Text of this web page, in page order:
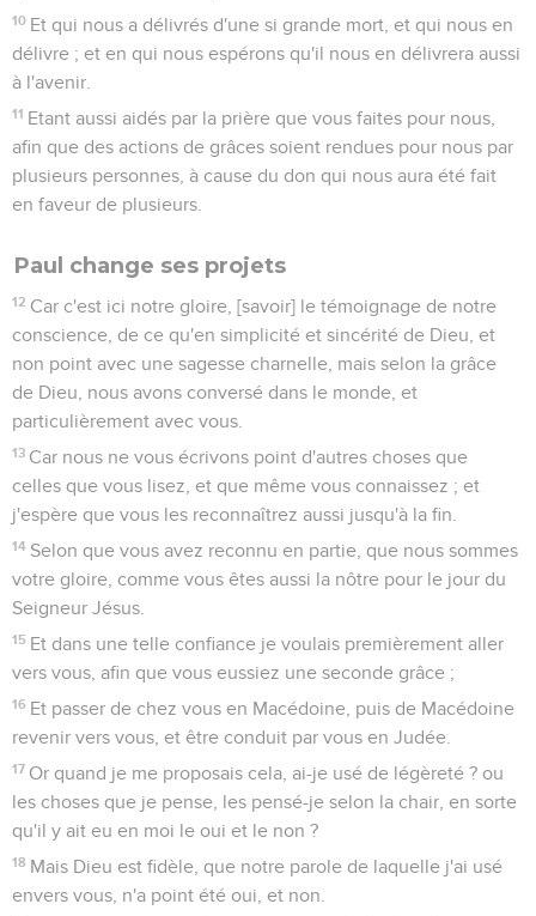
10 Et qui nous a délivrés d'une si grande mort, et qui nous en
délivre ; et en qui nous espérons qu'il nous en délivrera aussi
à l'avenir.
11 Etant aussi aidés par la prière que vous faites pour nous,
afin que des actions de grâces soient rendues pour nous par
plusieurs personnes, à cause du don qui nous aura été fait
en faveur de plusieurs.
Paul change ses projets
12 Car c'est ici notre gloire, [savoir] le témoignage de notre
conscience, de ce qu'en simplicité et sincérité de Dieu, et
non point avec une sagesse charnelle, mais selon la grâce
de Dieu, nous avons conversé dans le monde, et
particulièrement avec vous.
13 Car nous ne vous écrivons point d'autres choses que
celles que vous lisez, et que même vous connaissez ; et
j'espère que vous les reconnaîtrez aussi jusqu'à la fin.
14 Selon que vous avez reconnu en partie, que nous sommes
votre gloire, comme vous êtes aussi la nôtre pour le jour du
Seigneur Jésus.
15 Et dans une telle confiance je voulais premièrement aller
vers vous, afin que vous eussiez une seconde grâce ;
16 Et passer de chez vous en Macédoine, puis de Macédoine
revenir vers vous, et être conduit par vous en Judée.
17 Or quand je me proposais cela, ai-je usé de légèreté ? ou
les choses que je pense, les pensé-je selon la chair, en sorte
qu'il y ait eu en moi le oui et le non ?
18 Mais Dieu est fidèle, que notre parole de laquelle j'ai usé
envers vous, n'a point été oui, et non.